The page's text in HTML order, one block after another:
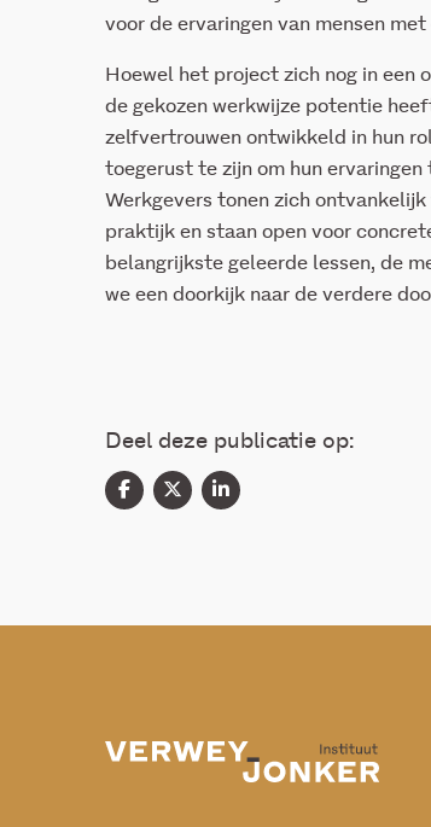
voor de ervaringen van mensen
Hoewel het project zich nog in een
de gekozen werkwijze potentie
zelfvertrouwen ontwikkeld in hun
toegerust te zijn om hun
Werkgevers tonen zich
praktijk en staan open voor
belangrijkste geleerde lessen, de
we een doorkijk naar de verdere
Deel deze publicatie op: